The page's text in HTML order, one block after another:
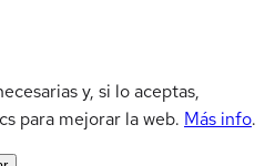
y, si lo aceptas,
para mejorar la web. Más info.